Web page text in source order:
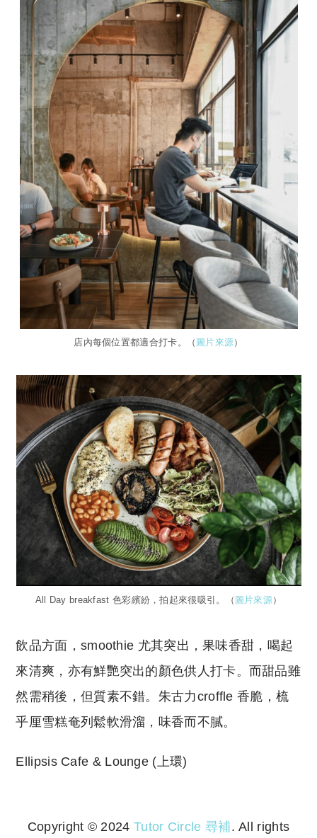
店內每個位置都適合打卡。（ 圖片來源）
All Day breakfast 色彩繽紛，拍起來很吸引。（ 圖片來源）
飲品方面，smoothie 尤其突出，果味香甜，喝起
來清爽，亦有鮮艷突出的顏色供人打卡。而甜品雖
然需稍後，但質素不錯。朱古力croffle 香脆，梳
乎厘雪糕奄列鬆軟滑溜，味香而不膩。
Ellipsis Cafe & Lounge (上環)
Copyright © 2024 Tutor Circle 尋補. All rights